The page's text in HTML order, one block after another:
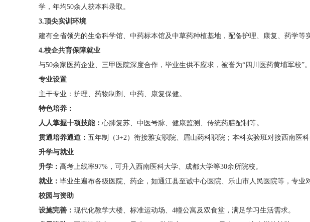
学，年均50余人获本科录取。
3.顶尖实训环境
建有全省领先的生命科学馆、中药标本馆及中草药种植基地，配备护理、康复、药学等
4.校企共育保障就业
与50余家医药企业、三甲医院深度合作，毕业生供不应求，被誉为“四川医药黄埔军校”。
专业设置
主干专业：护理、药物制剂、中药、康复保健。
特色培养：
人人掌握十项技能： 心肺复苏、中医号脉、健康监测、传统药膳配制等。
贯通培养通道： 五年制（3+2）衔接雅安职院、眉山药科职院；本科实验班对接西南医科
升学与就业
升学： 高考上线率97%，可升入西南医科大学、成都大学等30余所院校。
就业： 毕业生遍布各级医院、药企，如通江县至诚中心医院、乐山市人民医院等，专业
校园与资助
设施完善： 现代化教学大楼、标准运动场、4幢公寓及双食堂，满足学习生活需求。